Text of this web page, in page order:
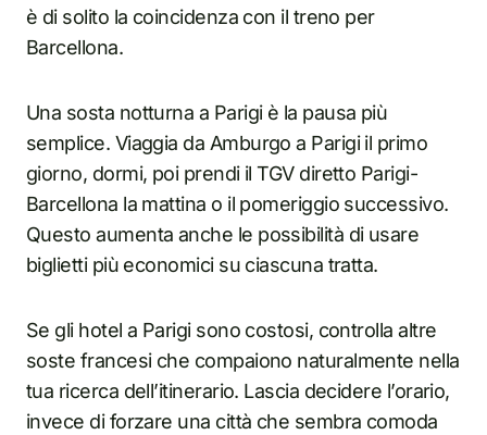
è di solito la coincidenza con il treno per
Barcellona.
Una sosta notturna a Parigi è la pausa più
semplice. Viaggia da Amburgo a Parigi il primo
giorno, dormi, poi prendi il TGV diretto Parigi-
Barcellona la mattina o il pomeriggio successivo.
Questo aumenta anche le possibilità di usare
biglietti più economici su ciascuna tratta.
Se gli hotel a Parigi sono costosi, controlla altre
soste francesi che compaiono naturalmente nella
tua ricerca dell’itinerario. Lascia decidere l’orario,
invece di forzare una città che sembra comoda